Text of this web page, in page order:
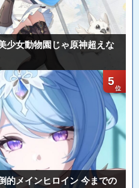
少女動物園じゃ原神超えな
5
的メインヒロイン 今までの